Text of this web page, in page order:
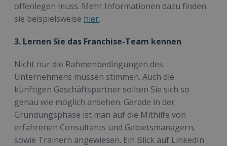
offenlegen muss. Mehr Informationen dazu finden
sie beispielsweise hier.
3. Lernen Sie das Franchise-Team kennen
Nicht nur die Rahmenbedingungen des
Unternehmens müssen stimmen. Auch die
künftigen Geschäftspartner sollten Sie sich so
genau wie möglich ansehen. Gerade in der
Gründungsphase ist man auf die Mithilfe von
erfahrenen Consultants und Gebietsmanagern,
sowie Trainern angewiesen. Ein Blick auf LinkedIn